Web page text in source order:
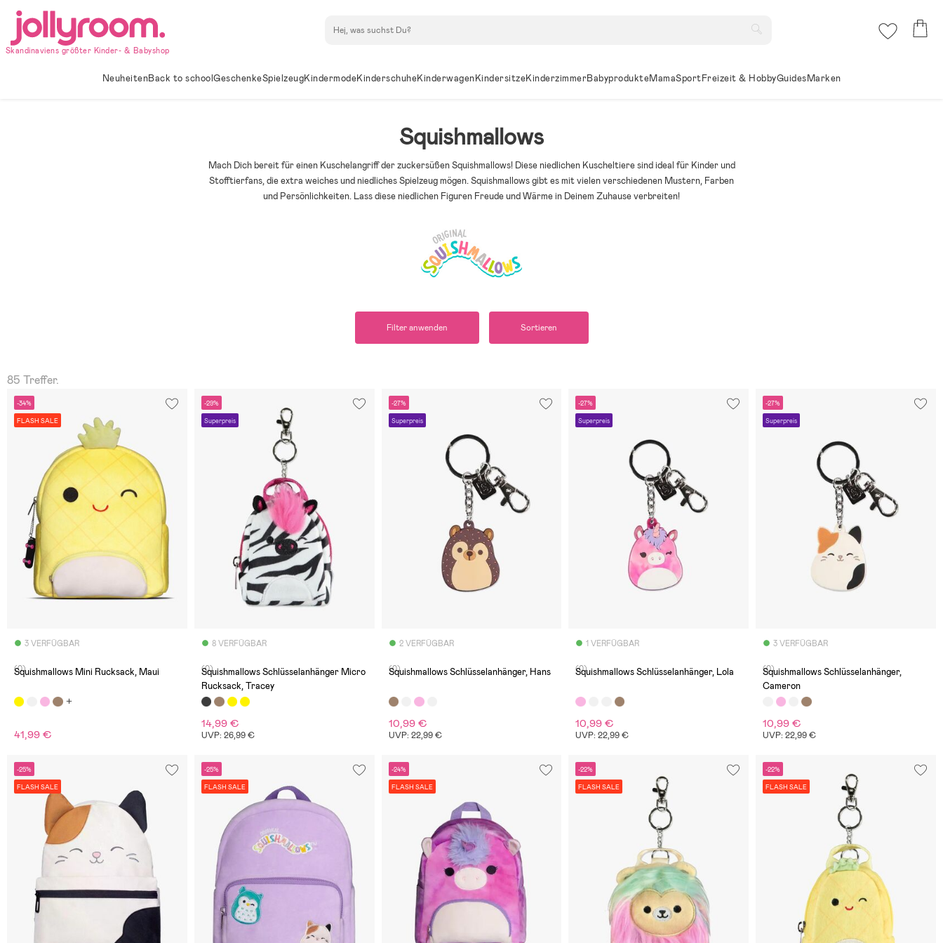
Hoppa
innehållet
Skandinaviens größter Kinder- & Babyshop
NeuheitenBack to schoolGeschenkeSpielzeugKindermodeKinderschuheKinderwagenKindersitzeKinderzimmerBabyprodukteMamaSportFreizeit & HobbyGuidesMarken
Squishmallows
Mach Dich bereit für einen Kuschelangriff der zuckersüßen Squishmallows! Diese niedlichen Kuscheltiere sind ideal für Kinder und
Stofftierfans, die extra weiches und niedliches Spielzeug mögen. Squishmallows gibt es mit vielen verschiedenen Mustern, Farben
und Persönlichkeiten. Lass diese niedlichen Figuren Freude und Wärme in Deinem Zuhause verbreiten!
Filter anwenden Sortieren
85 Treffer.
-34%
FLASH SALE
3 VERFÜGBAR
(0)
Squishmallows Mini Rucksack, Maui
41,99 €
-29%
Superpreis
8 VERFÜGBAR
(0)
Squishmallows Schlüsselanhänger Micro
Rucksack, Tracey
14,99 €
UVP: 26,99 €
-27%
Superpreis
2 VERFÜGBAR
(0)
Squishmallows Schlüsselanhänger, Hans
10,99 €
UVP: 22,99 €
-27%
Superpreis
1 VERFÜGBAR
(0)
Squishmallows Schlüsselanhänger, Lola
10,99 €
UVP: 22,99 €
-27%
Superpreis
3 VERFÜGBAR
(0)
Squishmallows Schlüsselanhänger,
Cameron
10,99 €
UVP: 22,99 €
-25%
FLASH SALE
-25%
FLASH SALE
-24%
FLASH SALE
-22%
FLASH SALE
-22%
FLASH SALE